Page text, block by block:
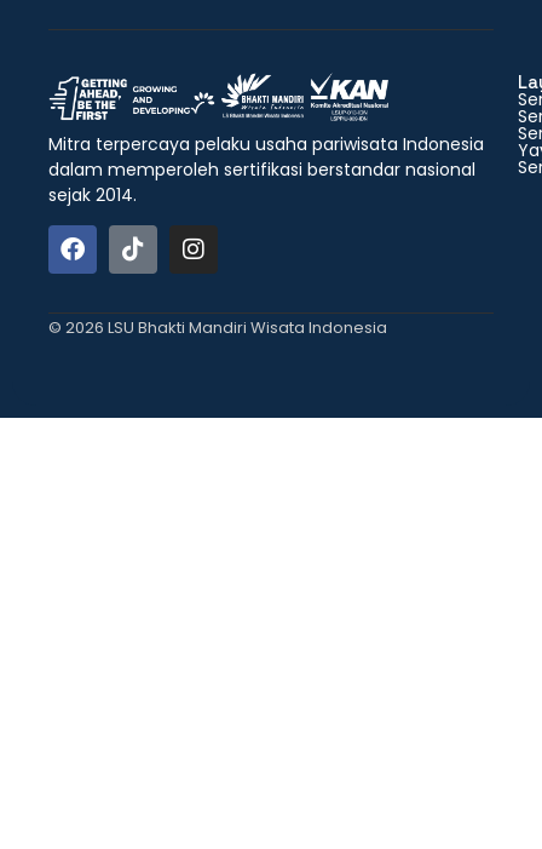
Mitra terpercaya pelaku usaha pariwisata Indonesia
dalam memperoleh sertifikasi berstandar nasional
sejak 2014.
© 2026 LSU Bhakti Mandiri Wisata Indonesia